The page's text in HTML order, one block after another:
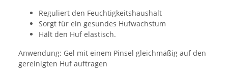
Reguliert den Feuchtigkeitshaushalt
Sorgt für ein gesundes Hufwachstum
Hält den Huf elastisch.
Anwendung: Gel mit einem Pinsel gleichmäßig auf den
gereinigten Huf auftragen